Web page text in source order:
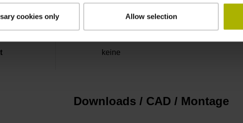
cookies only Allow selection
3,00 m/s
keine
Downloads / CAD / Montage